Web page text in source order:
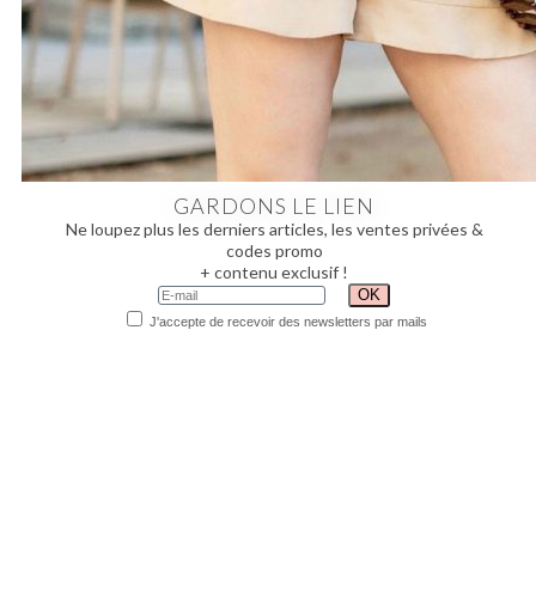
GARDONS LE LIEN
Ne loupez plus les derniers articles, les ventes privées &
codes promo
+ contenu exclusif !
J'accepte de recevoir des newsletters par mails